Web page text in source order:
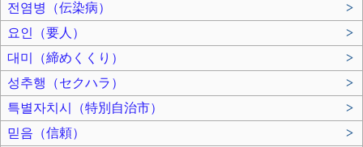
전염병（伝染病）
>
요인（要人）
>
대미（締めくくり）
>
성추행（セクハラ）
>
특별자치시（特別自治市）
>
믿음（信頼）
>